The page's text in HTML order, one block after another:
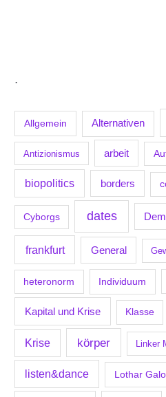
.
Allgemein Alternativen
Antizionismus arbeit
biopolitics borders
Cyborgs dates
frankfurt General
heteronorm Individuum
Kapital und Krise Klasse
Krise körper Linker
listen&dance Lothar